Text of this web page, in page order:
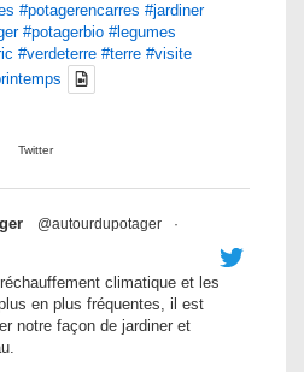
#potagerencarres #jardiner
#potagerbio #legumes
#verdeterre #terre #visite
Twitter
@autourdupotager
·
climatique et les
en plus fréquentes, il est
notre façon de jardiner et